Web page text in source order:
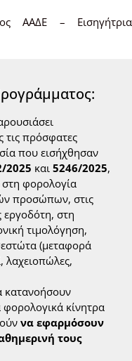
ΑΑΔΕ – Εισηγήτρια
τις πρόσφατες
που εισήχθησαν
2025 και 5246/2025,
στη φορολογία
προσώπων, στις
εργοδότη, στη
τιμολόγηση,
(μεταφορά
λαχειοπώλες,
κατανοήσουν
κίνητρα
να εφαρμόσουν
τους